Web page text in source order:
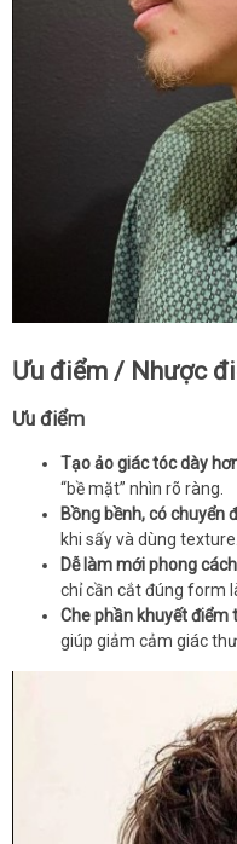
Ưu điểm / Nhược
Ưu điểm
Tạo ảo giác tóc dày
“bề mặt” nhìn rõ ràng.
Bồng bềnh, có chuyển
khi sấy và dùng texture.
Dễ làm mới phong
chỉ cần cắt đúng form
Che phần khuyết điểm
giúp giảm cảm giác